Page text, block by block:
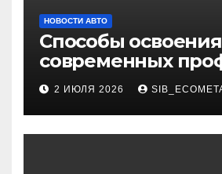
НОВОСТИ АВТО
Способы освоения
современных
через онлайн-
2 ИЮЛЯ 2026